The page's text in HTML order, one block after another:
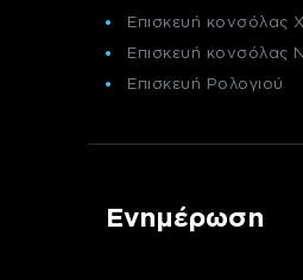
Επισκευή κονσόλας
Επισκευή κονσόλας
Επισκευή Ρολογιού
Ενημέρωση